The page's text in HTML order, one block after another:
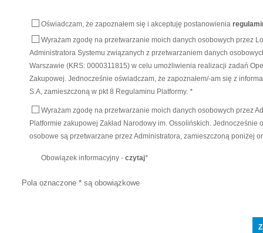
Oświadczam, że zapoznałem się i akceptuję postanowienia
Wyrażam zgodę na przetwarzanie moich danych osobowych przez
Administratora Systemu związanych z przetwarzaniem danych
Warszawie (KRS: 0000311815) w celu umożliwienia realizacji zadań
Zakupowej. Jednocześnie oświadczam, że zapoznałem/-am się z
S.A, zamieszczoną w pkt 8 Regulaminu Platformy. *
Wyrażam zgodę na przetwarzanie moich danych osobowych przez
Platformie zakupowej Zakład Narodowy im. Ossolińskich.
osobowe są przetwarzane przez Administratora, zamieszczoną poniżej
Obowiązek informacyjny - czytaj*
Pola oznaczone * są obowiązkowe